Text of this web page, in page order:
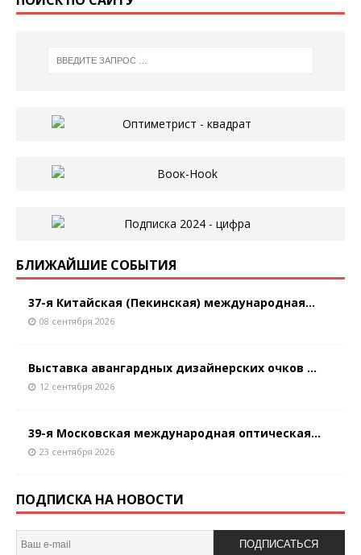
БЛИЖАЙШИЕ СОБЫТИЯ
37-я Китайская (Пекинская) международная...
08 сентября 2026
Выставка авангардных дизайнерских очков ...
12 сентября 2026
39-я Московская международная оптическая...
23 сентября 2026
ПОДПИСКА НА НОВОСТИ
ПОДПИСАТЬСЯ